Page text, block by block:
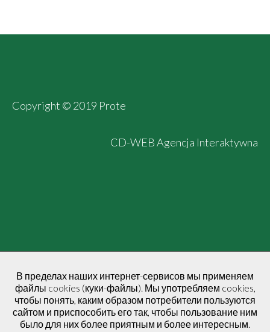
Copyright © 2019 Prote
CD-WEB Agencja Interaktywna
В пределах наших интернет-сервисов мы применяем
файлы cookies (куки-файлы). Мы употребляем cookies,
чтобы понять, каким образом потребители пользуются
сайтом и приспособить его так, чтобы пользование ним
было для них более приятным и более интересным.